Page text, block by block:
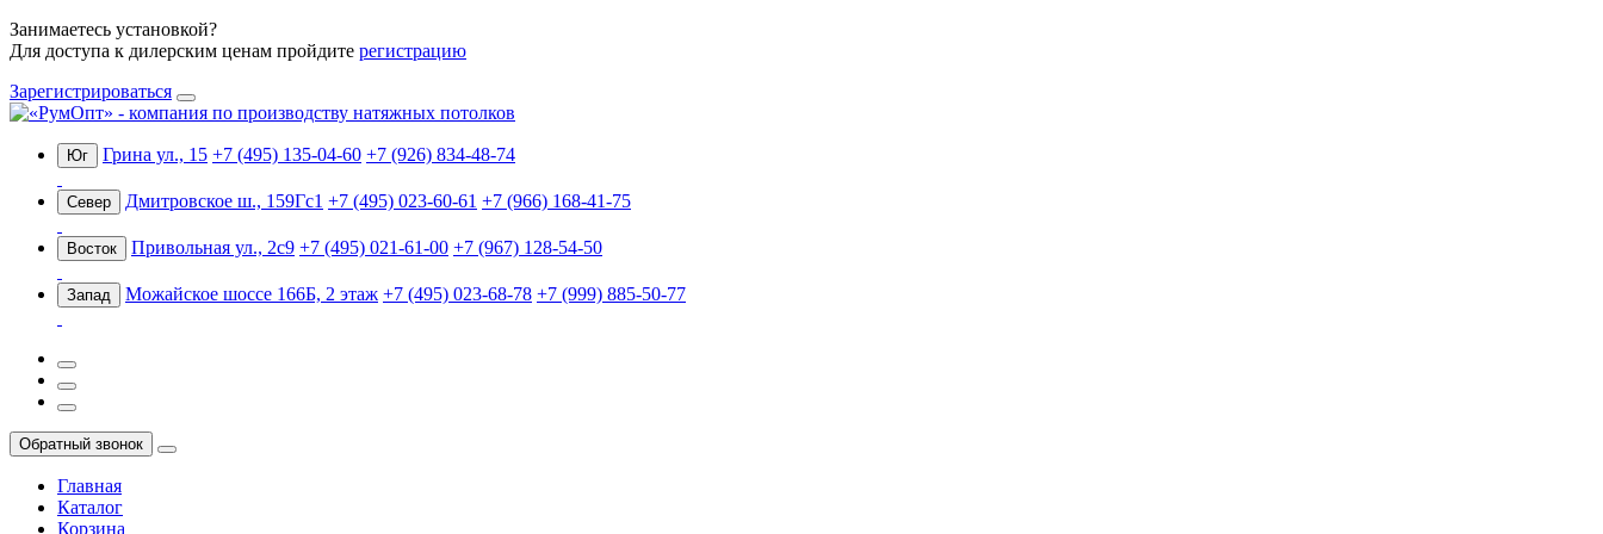
Занимаетесь установкой?
Для доступа к дилерским ценам пройдите регистрацию
Зарегистрироваться
Юг Грина ул., 15 +7 (495) 135-04-60 +7 (926) 834-48-74
Север Дмитровское ш., 159Гс1 +7 (495) 023-60-61 +7 (966) 168-41-75
Восток Привольная ул., 2с9 +7 (495) 021-61-00 +7 (967) 128-54-50
Запад Можайское шоссе 166Б, 2 этаж +7 (495) 023-68-78 +7 (999) 885-50-77
Обратный звонок
Главная
Каталог
Корзина